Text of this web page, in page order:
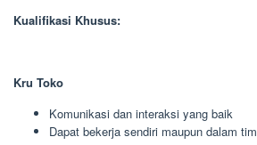
Kualifikasi Khusus:
Kru Toko
Komunikasi dan interaksi yang baik
Dapat bekerja sendiri maupun dalam tim